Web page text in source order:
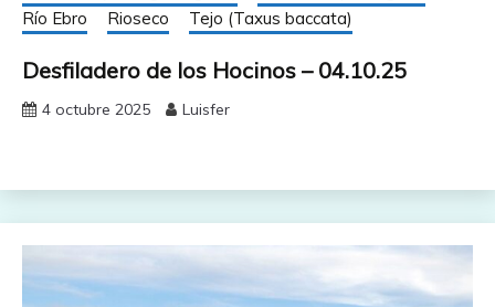
Río Ebro
Rioseco Tejo (Taxus baccata)
Desfiladero de los Hocinos – 04.10.25
4 octubre 2025 Luisfer